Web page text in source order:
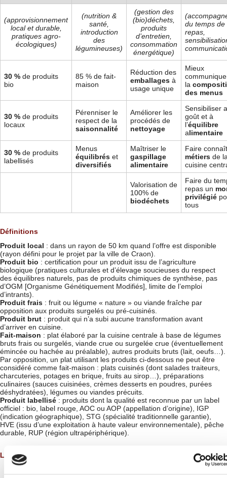
(approvisionnement
local et durable,
pratiques agro-
écologiques)
(nutrition &
santé,
introduction
des
légumineuses)
(gestion des
(bio)déchets,
produits
d’entretien,
consommation
énergétique)
du temps de
repas,
30 % de produits
bio
85 % de fait-
maison
Réduction des
emballages à
usage unique
Mieux
la
des menus
30 % de produits
locaux
Pérenniser le
respect de la
saisonnalité
Améliorer les
procédés de
nettoyage
Sensibiliser
goût et à
l’équilibre
alimentaire
30 % de produits
labellisés
Menus
équilibrés et
diversifiés
Maîtriser le
gaspillage
alimentaire
Faire
métiers de
cuisine
Valorisation de
100% de
biodéchets
Faire du
repas un
privilégié
tous
Définitions
Produit local : dans un rayon de 50 km quand l’offre est disponible
(rayon défini pour le projet par la ville de Craon).
Produit bio : certification pour un produit issu de l’agriculture
biologique (pratiques culturales et d’élevage soucieuses du respect
des équilibres naturels, pas de produits chimiques de synthèse, pas
d’OGM [Organisme Génétiquement Modifiés], limite de l’emploi
d’intrants).
Produit frais : fruit ou légume « nature » ou viande fraîche par
opposition aux produits surgelés ou pré-cuisinés.
Produit brut : produit qui n’a subi aucune transformation avant
d’arriver en cuisine.
Fait-maison : plat élaboré par la cuisine centrale à base de légumes
bruts frais ou surgelés, viande crue ou surgelée crue (éventuellement
émincée ou hachée au préalable), autres produits bruts (lait, oeufs…).
Par opposition, un plat utilisant les produits ci-dessous ne peut être
considéré comme fait-maison : plats cuisinés (dont salades traiteurs,
charcuteries, potages en brique, fruits au sirop…), préparations
culinaires (sauces cuisinées, crèmes desserts en poudres, purées
déshydratées), légumes ou viandes précuits.
Produit labellisé : produits dont la qualité est reconnue par un label
officiel : bio, label rouge, AOC ou AOP (appellation d’origine), IGP
(indication géographique), STG (spécialité traditionnelle garantie),
HVE (issu d’une exploitation à haute valeur environnementale), pêche
durable, RUP (région ultrapériphérique).
Le Projet Alimentaire Territorial (PAT)
Ce projet sur la restauration scolaire